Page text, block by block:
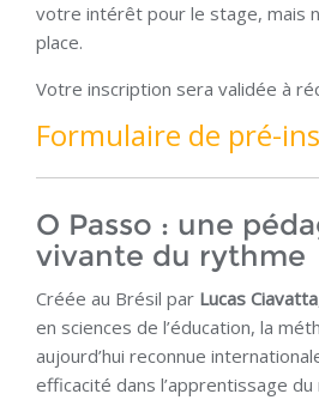
votre intérêt pour le stage, mais
place.
Votre inscription sera validée à
Formulaire de pré-
O Passo : une
vivante du rythme
Créée au Brésil par Lucas Ciavatta
en sciences de l’éducation, la
aujourd’hui reconnue
efficacité dans l’apprentissage